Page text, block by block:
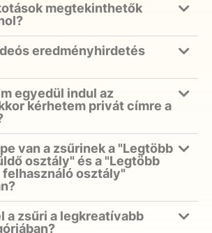
megtekinthetők
eredményhirdetés
egyedül indul az
kérhetem privát címre a
van a zsűrinek a "Legtöbb
osztály" és a "Legtöbb
osztály"
a zsűri a legkreatívabb